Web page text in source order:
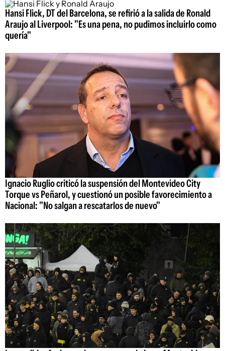
Hansi Flick, DT del Barcelona, se refirió a la salida de Ronald
Araujo al Liverpool: "Es una pena, no pudimos incluirlo como
quería"
Ignacio Ruglio criticó la suspensión del Montevideo City
Torque vs Peñarol, y cuestionó un posible favorecimiento a
Nacional: "No salgan a rescatarlos de nuevo"